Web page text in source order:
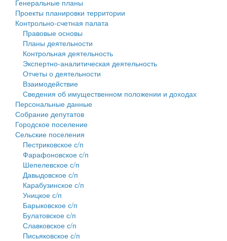
Проекты планировки территории
Собрание депутатов
Городское поселение
Сельские поселения
Генеральные планы
Проекты планировки территории
Контрольно-счетная палата
Правовые основы
Планы деятельности
Контрольная деятельность
Экспертно-аналитическая деятельность
Отчеты о деятельности
Взаимодействие
Сведения об имущественном положении и доходах
Персональные данные
Собрание депутатов
Городское поселение
Сельские поселения
Пестриковское с/п
Фарафоновское с/п
Шепелевское с/п
Давыдовское с/п
Карабузинское с/п
Уницкое с/п
Барыковское с/п
Булатовское с/п
Славковское с/п
Письяковское с/п